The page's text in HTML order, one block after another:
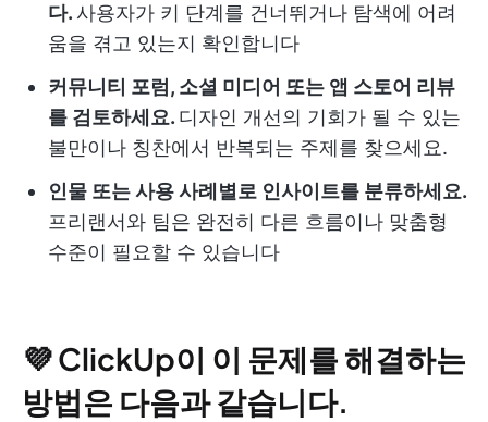
다. 사용자가 키 단계를 건너뛰거나 탐색에 어려
움을 겪고 있는지 확인합니다
커뮤니티 포럼, 소셜 미디어 또는 앱 스토어 리뷰
를 검토하세요. 디자인 개선의 기회가 될 수 있는
불만이나 칭찬에서 반복되는 주제를 찾으세요.
인물 또는 사용 사례별로 인사이트를 분류하세요.
프리랜서와 팀은 완전히 다른 흐름이나 맞춤형
수준이 필요할 수 있습니다
💜 ClickUp이 이 문제를 해결하는
방법은 다음과 같습니다.